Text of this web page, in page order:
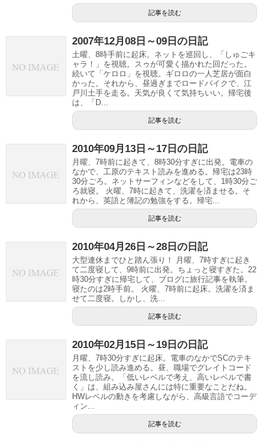
記事を読む
2007年12月08日～09日の日記
土曜、8時手前に起床。ネットを巡回し、「しゅごキ
ャラ！」を視聴。スゥが可愛く描かれた回だった。
続いて「ケロロ」を視聴。ギロロの一人芝居が面白
かった。それから、昼過ぎまでロードバイクで、江
戸川土手を走る。天気が良くて気持ちいい。帰宅後
は、「D...
記事を読む
2010年09月13日～17日の日記
月曜、7時前に起きて、8時30分すぎに出発。電車の
なかで、工原のテキスト読みを進める。帰宅は23時
30分ごろ。ネットサーフィンなどをして、1時30分ご
ろ就寝。 火曜、7時に起きて、洗濯を済ませる。そ
れから、英語と簿記の勉強をする。帰宅...
記事を読む
2010年04月26日～28日の日記
大型連休までひと踏ん張り！ 月曜、7時すぎに起き
て二度寝して、9時前に出発。ちょっと寝すぎた。22
時30分すぎに帰宅して、ブログに旅行記事を執筆。
寝たのは2時手前。 火曜、7時前に起床。洗濯を済ま
せて二度寝。しかし、洗...
記事を読む
2010年02月15日～19日の日記
月曜、7時30分すぎに起床。電車のなかでSCのテキ
ストを少し読み進める。昼、職場でグレイトコード
を流し読み。「低いレベルで考え、高いレベルで書
く」は、組み込み屋さんには特に重要なことだね。
HWレベルの動きを考慮しながら、高級言語でコーデ
ィン...
記事を読む